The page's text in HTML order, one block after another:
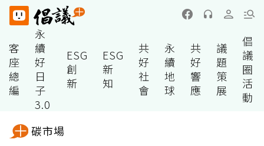
客
座
總
編
永
續
好
日
子
3.0
ESG
創
新
ESG
新
知
共
好
社
會
永
續
地
球
共
好
響
應
議
題
策
展
倡
議
圈
活
動
碳市場